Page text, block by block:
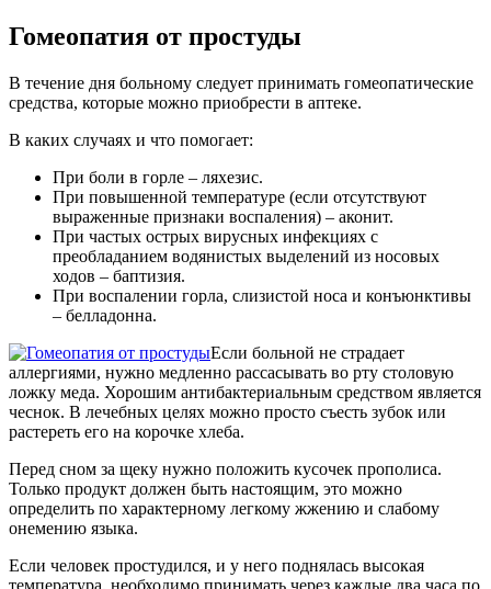
Гомеопатия от простуды
В течение дня больному следует принимать гомеопатические
средства, которые можно приобрести в аптеке.
В каких случаях и что помогает:
При боли в горле – ляхезис.
При повышенной температуре (если отсутствуют
выраженные признаки воспаления) – аконит.
При частых острых вирусных инфекциях с
преобладанием водянистых выделений из носовых
ходов – баптизия.
При воспалении горла, слизистой носа и конъюнктивы
– белладонна.
Если больной не страдает
аллергиями, нужно медленно рассасывать во рту столовую
ложку меда. Хорошим антибактериальным средством является
чеснок. В лечебных целях можно просто съесть зубок или
растереть его на корочке хлеба.
Перед сном за щеку нужно положить кусочек прополиса.
Только продукт должен быть настоящим, это можно
определить по характерному легкому жжению и слабому
онемению языка.
Если человек простудился, и у него поднялась высокая
температура, необходимо принимать через каждые два часа по